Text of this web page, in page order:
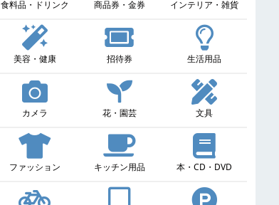
食料品・ドリンク 商品券・金券 インテリア・雑貨
美容・健康 招待券 生活用品
カメラ 花・園芸 文具
ファッション キッチン用品 本・CD・DVD